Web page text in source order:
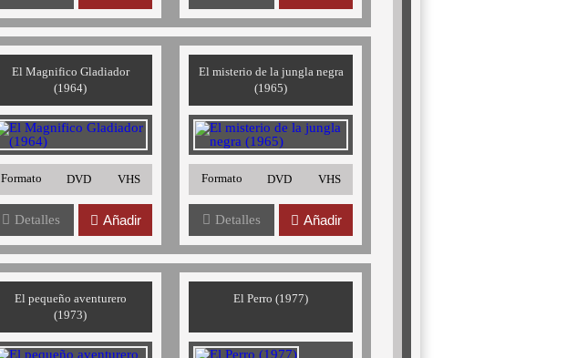
El Magnifico Gladiador
(1964)
Formato DVD VHS
Detalles Añadir
El misterio de la jungla negra
(1965)
Formato DVD VHS
Detalles Añadir
El pequeño aventurero
(1973)
El Perro (1977)